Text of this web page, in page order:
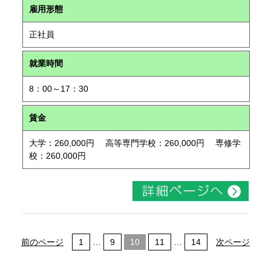
雇用形態
正社員
就業時間
8：00～17：30
賃金
大学：260,000円 高等専門学校：260,000円 専修学
校：260,000円
前のページ 1 9 10 11 14 次ページ